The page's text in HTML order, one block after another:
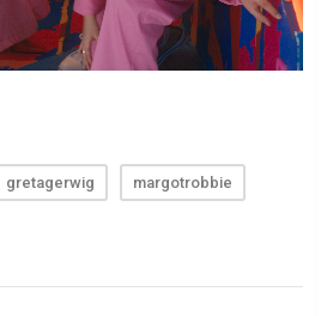
gretagerwig margotrobbie